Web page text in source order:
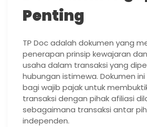
Penting
TP Doc adalah dokumen yang
penerapan prinsip kewajaran
usaha dalam transaksi yang
hubungan istimewa. Dokumen
bagi wajib pajak untuk
transaksi dengan pihak afiliasi
sebagaimana transaksi antar
independen.